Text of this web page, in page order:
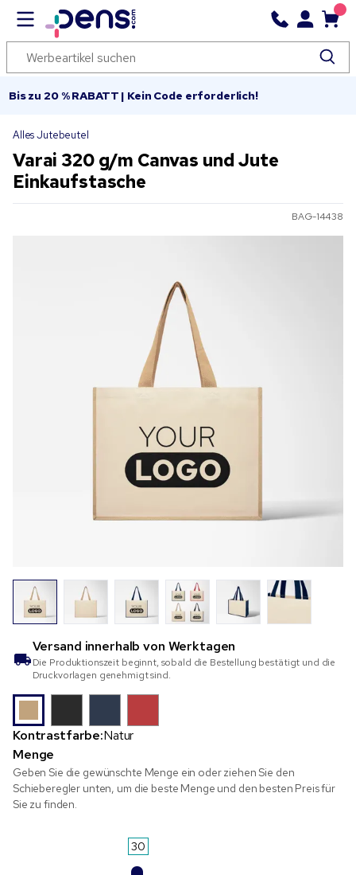
Bis zu 20 % RABATT | Kein Code erforderlich!
Alles Jutebeutel
Varai 320 g/m Canvas und Jute
Einkaufstasche
BAG-14438
Versand innerhalb von Werktagen
Die Produktionszeit beginnt, sobald die Bestellung bestätigt und die
Druckvorlagen genehmigt sind.
Kontrastfarbe:Natur
Menge
Geben Sie die gewünschte Menge ein oder ziehen Sie den
Schieberegler unten, um die beste Menge und den besten Preis für
Sie zu finden.
30